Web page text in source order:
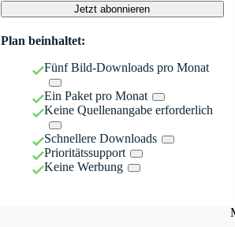
Jetzt abonnieren
Plan beinhaltet:
Fünf Bild-Downloads pro Monat
Ein Paket pro Monat
Keine Quellenangabe erforderlich
Schnellere Downloads
Prioritätssupport
Keine Werbung